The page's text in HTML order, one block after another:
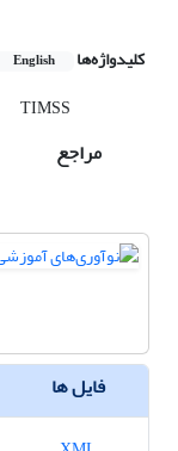
کلیدواژه‌ها English
TIMSS
مراجع
فایل ها